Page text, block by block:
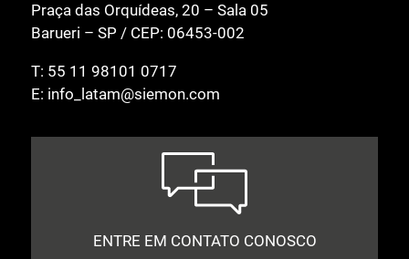
Praça das Orquídeas, 20 – Sala 05
Barueri – SP / CEP: 06453-002
T: 55 11 98101 0717
E: info_latam@siemon.com
ENTRE EM CONTATO CONOSCO